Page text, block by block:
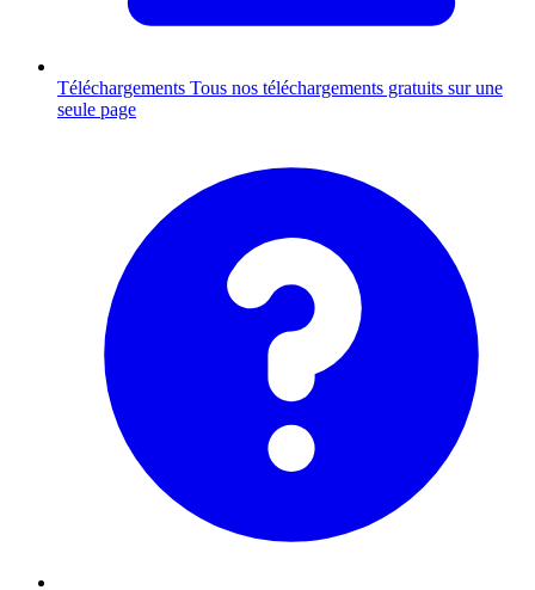
Téléchargements Tous nos téléchargements gratuits sur une
seule page